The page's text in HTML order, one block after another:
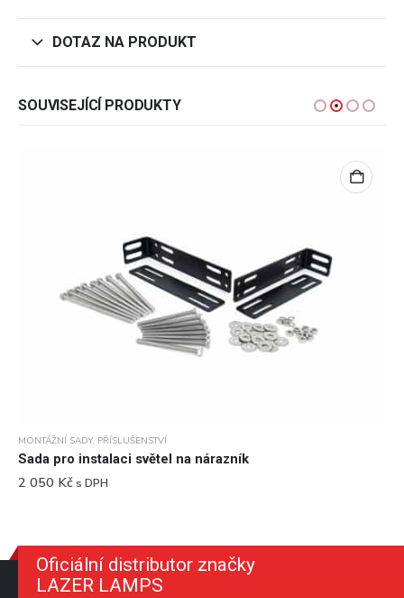
DOTAZ NA PRODUKT
SOUVISEJÍCÍ PRODUKTY
MONTÁŽNÍ SADY, PŘÍSLUŠENSTVÍ
Sada pro instalaci světel na nárazník
2 050 Kčs DPH
Oficiální distributor značky
LAZER LAMPS